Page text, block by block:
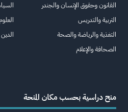
القانون وحقوق الإنسان والجندر
التربية والتدريس
التغذية والرياضة والصحة
الصحافة والإعلام
منح دراسية بحسب مكان المنحة